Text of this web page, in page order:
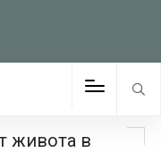
живота в